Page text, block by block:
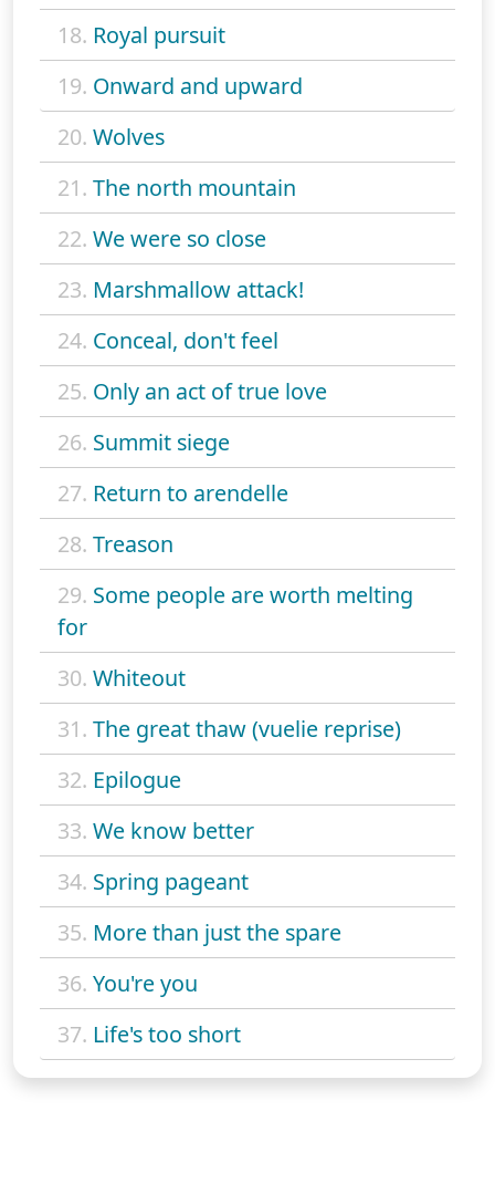
18. Royal pursuit
19. Onward and upward
20. Wolves
21. The north mountain
22. We were so close
23. Marshmallow attack!
24. Conceal, don't feel
25. Only an act of true love
26. Summit siege
27. Return to arendelle
28. Treason
29. Some people are worth melting
for
30. Whiteout
31. The great thaw (vuelie reprise)
32. Epilogue
33. We know better
34. Spring pageant
35. More than just the spare
36. You're you
37. Life's too short